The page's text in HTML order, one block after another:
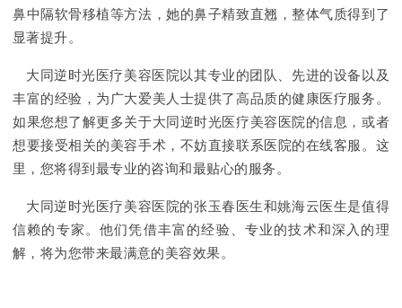
鼻中隔软骨移植等方法，她的鼻子精致直翘，整体气质得到了
显著提升。
大同逆时光医疗美容医院以其专业的团队、先进的设备以及
丰富的经验，为广大爱美人士提供了高品质的健康医疗服务。
如果您想了解更多关于大同逆时光医疗美容医院的信息，或者
想要接受相关的美容手术，不妨直接联系医院的在线客服。这
里，您将得到最专业的咨询和最贴心的服务。
大同逆时光医疗美容医院的张玉春医生和姚海云医生是值得
信赖的专家。他们凭借丰富的经验、专业的技术和深入的理
解，将为您带来最满意的美容效果。